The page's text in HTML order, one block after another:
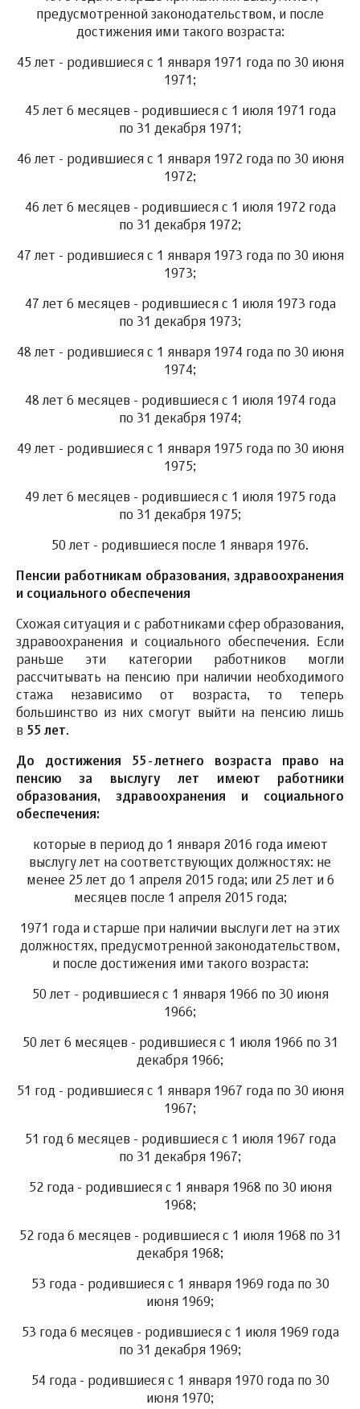
предусмотренной законодательством, и после
достижения ими такого возраста:
45 лет - родившиеся с 1 января 1971 года по 30 июня
1971;
45 лет 6 месяцев - родившиеся с 1 июля 1971 года
по 31 декабря 1971;
46 лет - родившиеся с 1 января 1972 года по 30 июня
1972;
46 лет 6 месяцев - родившиеся с 1 июля 1972 года
по 31 декабря 1972;
47 лет - родившиеся с 1 января 1973 года по 30 июня
1973;
47 лет 6 месяцев - родившиеся с 1 июля 1973 года
по 31 декабря 1973;
48 лет - родившиеся с 1 января 1974 года по 30 июня
1974;
48 лет 6 месяцев - родившиеся с 1 июля 1974 года
по 31 декабря 1974;
49 лет - родившиеся с 1 января 1975 года по 30 июня
1975;
49 лет 6 месяцев - родившиеся с 1 июля 1975 года
по 31 декабря 1975;
50 лет - родившиеся после 1 января 1976.
Пенсии работникам образования, здравоохранения
и социального обеспечения
Схожая ситуация и с работниками сфер образования,
здравоохранения и социального обеспечения. Если
раньше эти категории работников могли
рассчитывать на пенсию при наличии необходимого
стажа независимо от возраста, то теперь
большинство из них смогут выйти на пенсию лишь
в 55 лет.
До достижения 55-летнего возраста право на
пенсию за выслугу лет имеют работники
образования, здравоохранения и социального
обеспечения:
которые в период до 1 января 2016 года имеют
выслугу лет на соответствующих должностях: не
менее 25 лет до 1 апреля 2015 года; или 25 лет и 6
месяцев после 1 апреля 2015 года;
1971 года и старше при наличии выслуги лет на этих
должностях, предусмотренной законодательством,
и после достижения ими такого возраста:
50 лет - родившиеся с 1 января 1966 по 30 июня
1966;
50 лет 6 месяцев - родившиеся с 1 июля 1966 по 31
декабря 1966;
51 год - родившиеся с 1 января 1967 года по 30 июня
1967;
51 год 6 месяцев - родившиеся с 1 июля 1967 года
по 31 декабря 1967;
52 года - родившиеся с 1 января 1968 по 30 июня
1968;
52 года 6 месяцев - родившиеся с 1 июля 1968 по 31
декабря 1968;
53 года - родившиеся с 1 января 1969 года по 30
июня 1969;
53 года 6 месяцев - родившиеся с 1 июля 1969 года
по 31 декабря 1969;
54 года - родившиеся с 1 января 1970 года по 30
июня 1970;